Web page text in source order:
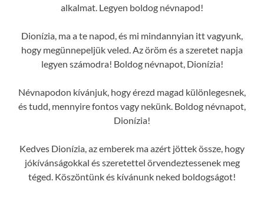
alkalmat. Legyen boldog névnapod!
Dionízia, ma a te napod, és mi mindannyian itt vagyunk,
hogy megünnepeljük veled. Az öröm és a szeretet napja
legyen számodra! Boldog névnapot, Dionízia!
Névnapodon kívánjuk, hogy érezd magad különlegesnek,
és tudd, mennyire fontos vagy nekünk. Boldog névnapot,
Dionízia!
Kedves Dionízia, az emberek ma azért jöttek össze, hogy
jókívánságokkal és szeretettel örvendeztessenek meg
téged. Köszöntünk és kívánunk neked boldogságot!